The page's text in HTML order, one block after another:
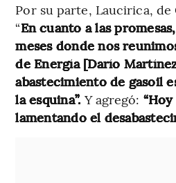
Por su parte, Laucirica,
“En cuanto a las
meses donde nos
de Energía [Darío
abastecimiento de gasoil
la esquina”. Y agregó:
lamentando el